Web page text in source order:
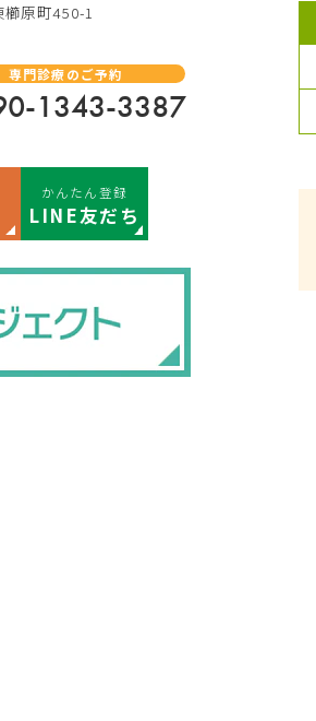
原町450-1
専門診療のご予約
1343-3387
かんたん登録
LINE友だち